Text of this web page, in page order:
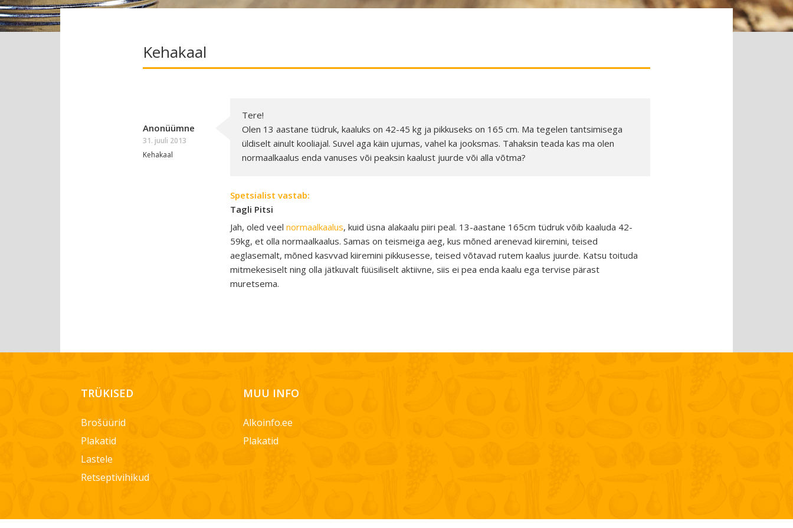
Kehakaal
Anonüümne
31. juuli 2013
Kehakaal
Tere!
Olen 13 aastane tüdruk, kaaluks on 42-45 kg ja pikkuseks on 165 cm. Ma tegelen tantsimisega
üldiselt ainult kooliajal. Suvel aga käin ujumas, vahel ka jooksmas. Tahaksin teada kas ma olen
normaalkaalus enda vanuses või peaksin kaalust juurde või alla võtma?
Spetsialist vastab:
Tagli Pitsi
Jah, oled veelnormaalkaalus, kuid üsna alakaalu piiri peal. 13-aastane 165cm tüdruk võib kaaluda 42-
59kg, et olla normaalkaalus. Samas on teismeiga aeg, kus mõned arenevad kiiremini, teised
aeglasemalt, mõned kasvvad kiiremini pikkusesse, teised võtavad rutem kaalus juurde. Katsu toituda
mitmekesiselt ning olla jätkuvalt füüsiliselt aktiivne, siis ei pea enda kaalu ega tervise pärast
muretsema.
TRÜKISED
Brošüürid
Plakatid
Lastele
Retseptivihikud
MUU INFO
Alkoinfo.ee
Plakatid